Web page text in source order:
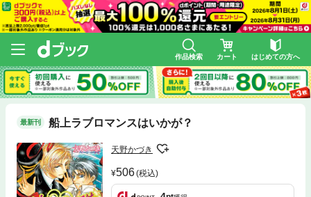
作品検索 カート はじめての方へ
最新刊 船上ラブロマンスはいかが？
天野かづき
506(税込)